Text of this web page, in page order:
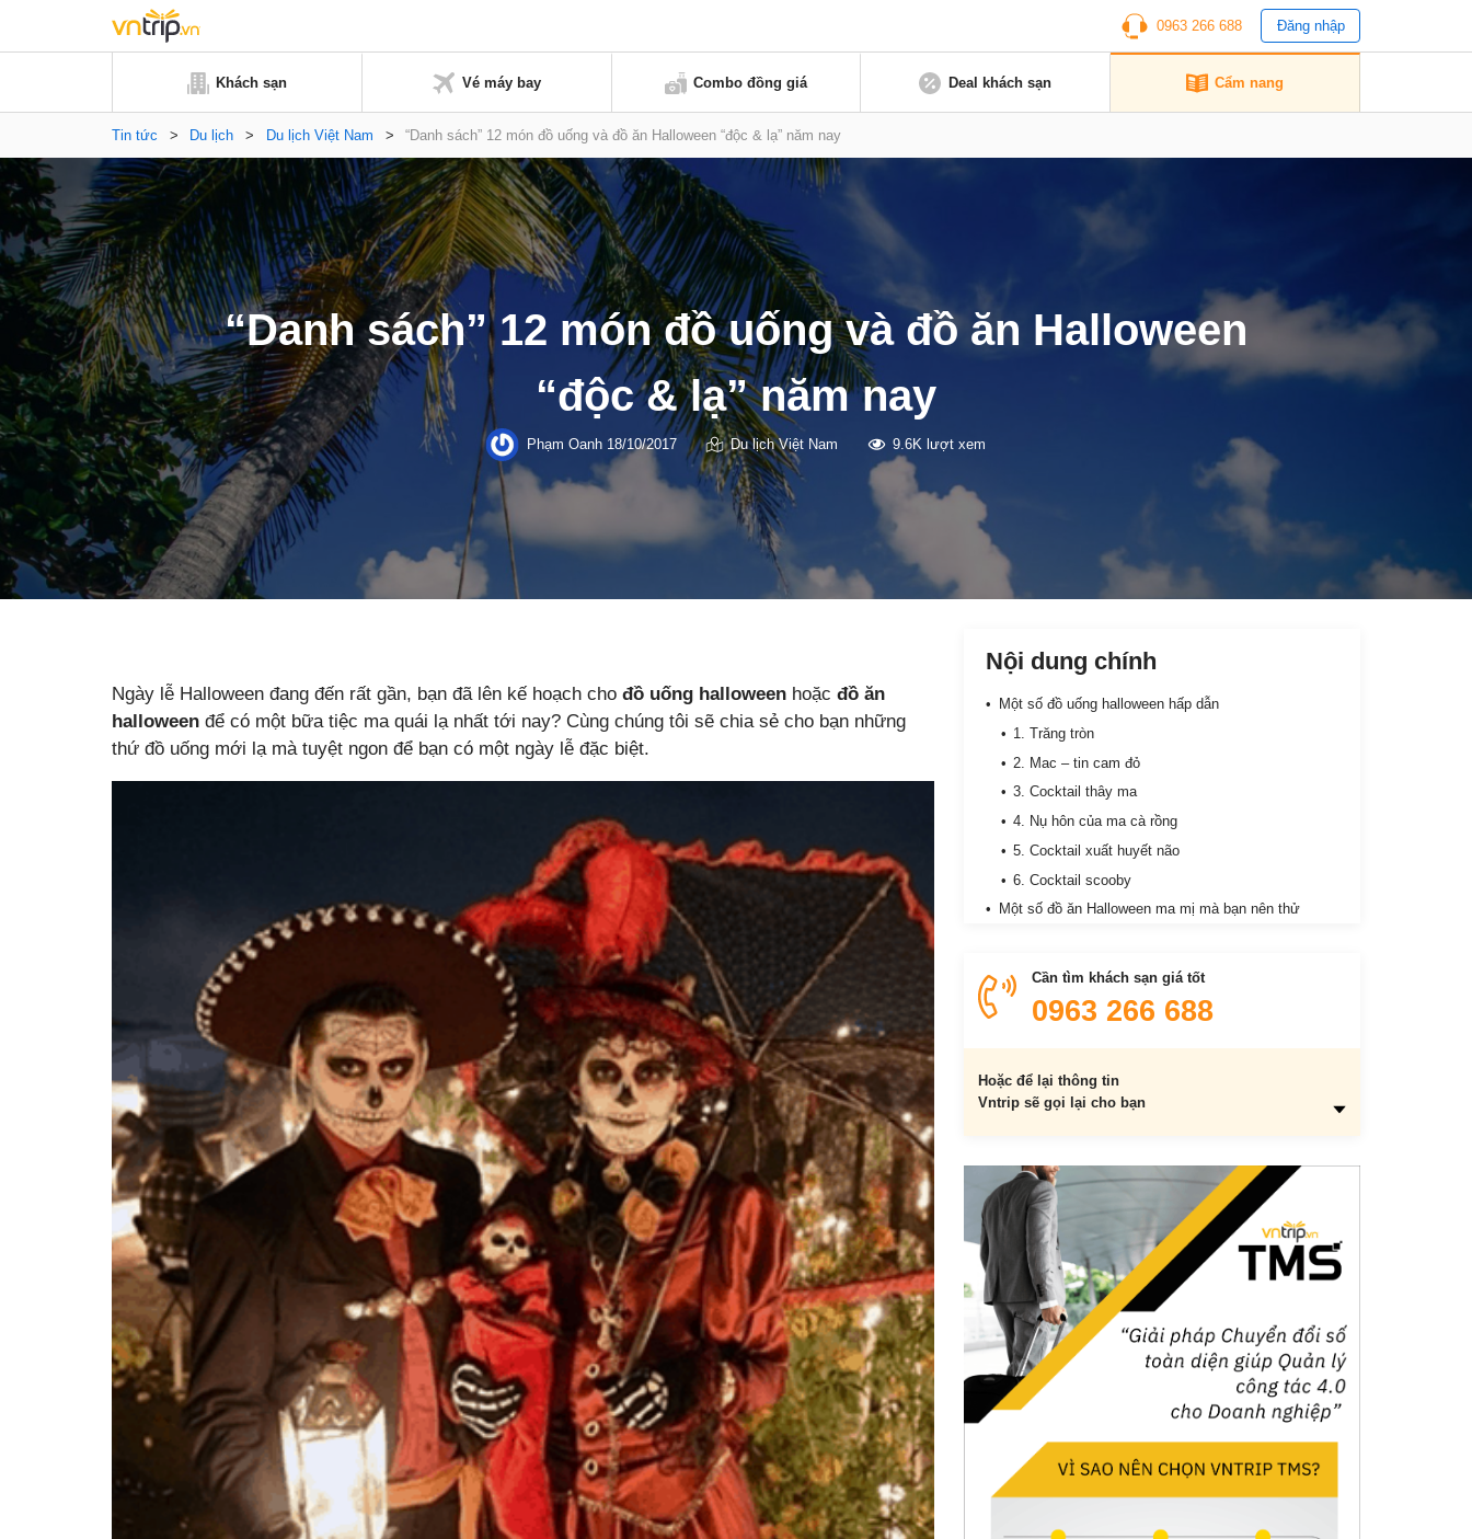
0963 266 688 Đăng nhập
Khách sạn Vé máy bay Combo đồng giá Deal khách sạn Cẩm nang
Tin tức > Du lịch > Du lịch Việt Nam > “Danh sách” 12 món đồ uống và đồ ăn Halloween “độc & lạ” năm nay
“Danh sách” 12 món đồ uống và đồ ăn Halloween
“độc & lạ” năm nay
Phạm Oanh18/10/2017 Du lịch Việt Nam 9.6K lượt xem
Ngày lễ Halloween đang đến rất gần, bạn đã lên kế hoạch cho đồ uống halloween hoặc đồ ăn
halloween để có một bữa tiệc ma quái lạ nhất tới nay? Cùng chúng tôi sẽ chia sẻ cho bạn những
thứ đồ uống mới lạ mà tuyệt ngon để bạn có một ngày lễ đặc biệt.
Nội dung chính
Một số đồ uống halloween hấp dẫn
1. Trăng tròn
2. Mac – tin cam đỏ
3. Cocktail thây ma
4. Nụ hôn của ma cà rồng
5. Cocktail xuất huyết não
6. Cocktail scooby
Một số đồ ăn Halloween ma mị mà bạn nên thử
2. Giun trong đất
3. Nồi của phù thủy
4. Bánh ma
6. Những cái đầu ngâm rượu
Cần tìm khách sạn giá tốt
0963 266 688
Hoặc để lại thông tin
Vntrip sẽ gọi lại cho bạn